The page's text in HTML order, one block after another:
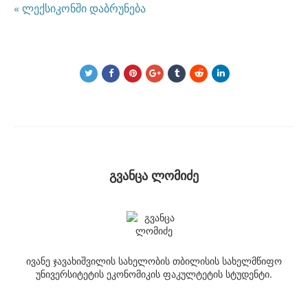
« ლექსიკონში დაბრუნება
გვანცა ლომიძე
ივანე ჯავახიშვილის სახელობის თბილისის სახელმწიფო
უნივერსიტეტის ეკონომიკის ფაკულტეტის სტუდენტი.